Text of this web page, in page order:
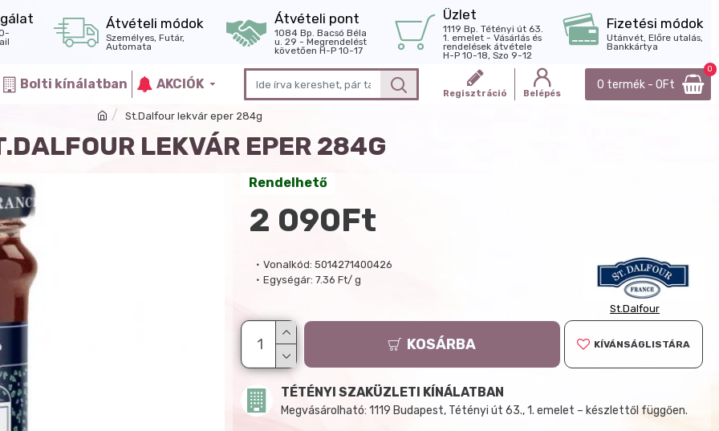
Átvételi módok
Személyes, Futár,
Automata
Átvételi pont
1084 Bp. Bacsó Béla
u. 29 - Megrendelést
követően H-P 10-17
Üzlet
1119 Bp. Tétényi út 63.
1. emelet - Vásárlás és
rendelések átvétele
H-P 10-18, Szo 9-12
Fizetési módok
Utánvét, Előre utalás,
Bankkártya
Bolti kínálatban AKCIÓK
Regisztráció Belépés
0 termék - 0Ft
0
St.Dalfour lekvár eper 284g
LEKVÁR EPER 284G
Vonalkód: 5014271400426
Egységár: 7.36 Ft/ g
St.Dalfour
Rendelhető
2 090Ft
KOSÁRBA KÍVÁNSÁGLISTÁRA
TÉTÉNYI SZAKÜZLETI KÍNÁLATBAN
Megvásárolható: 1119 Budapest, Tétényi út 63., 1. emelet – készlettől függően.